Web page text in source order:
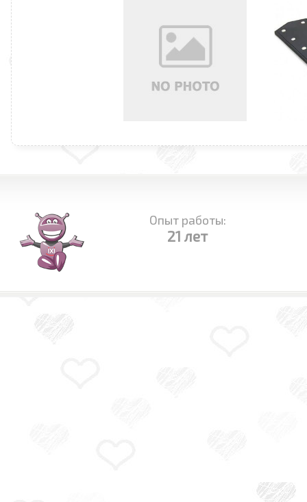
Опыт работы:
21 лет